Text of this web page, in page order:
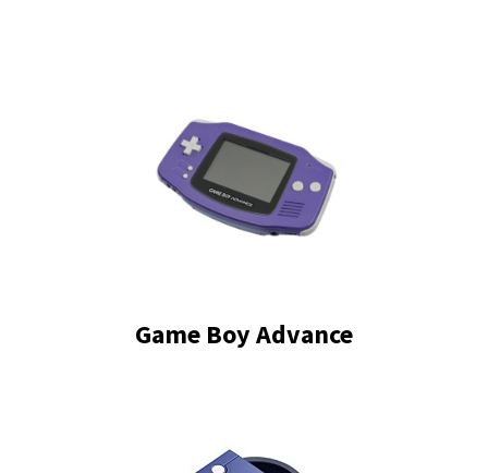
Game Boy Advance